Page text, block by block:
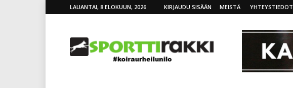
LAUANTAI, 8 ELOKUUN, 2026 KIRJAUDU SISÄÄN MEISTÄ YHTEYSTIEDOT